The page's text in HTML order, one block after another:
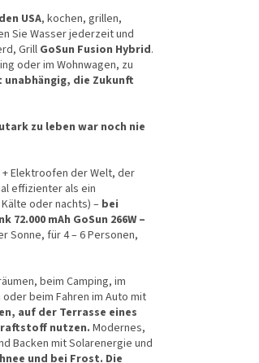
USA, kochen, grillen,
Sie Wasser jederzeit und
Grill GoSun Fusion Hybrid.
oder im Wohnwagen, zu
unabhängig, die Zukunft
zu leben war noch nie
Elektroofen der Welt, der
effizienter als ein
oder nachts) – bei
mAh GoSun 266W –
Sonne, für 4 – 6 Personen,
beim Camping, im
beim Fahren im Auto mit
auf der Terrasse eines
nutzen.Modernes,
Backen mit Solarenergie und
und bei Frost. Die